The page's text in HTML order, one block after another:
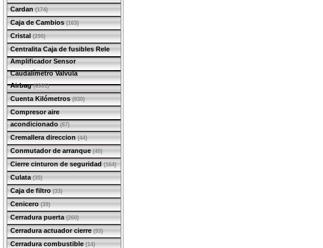
Cardan (174)
Caja de Cambios (163)
Cristal (290)
Centralita Caja de fusibles Rele
Amplificador Sensor
Caudalímetro Valvula
Airbag(6901)
Cuenta Kilómetros (830)
Compresor aire
acondicionado(87)
Cremallera direccion (44)
Conmutador de arranque (40)
Cierre cinturon de seguridad (164)
Culata (35)
Caja de filtro (33)
Cenicero (39)
Cerradura puerta (260)
Cerradura actuador cierre (93)
Cerradura combustible (14)